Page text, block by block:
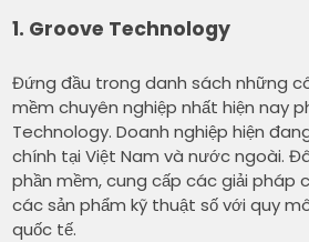
1. Groove Technology
Đứng đầu trong danh sách những
mềm chuyên nghiệp nhất hiện nay
Technology. Doanh nghiệp hiện
chính tại Việt Nam và nước ngoài.
phần mềm, cung cấp các giải pháp
các sản phẩm kỹ thuật số với quy
quốc tế.